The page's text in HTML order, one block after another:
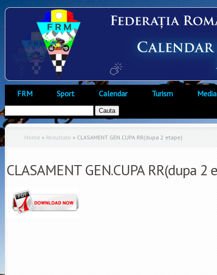
FRM Sport Calendar Turism Media
Home » Rezultate » CLASAMENT GEN.CUPA RR(dupa 2 etape)
CLASAMENT GEN.CUPA RR(dupa 2